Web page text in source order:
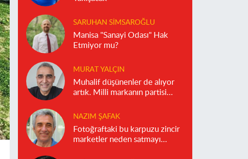
SARUHAN SIMSAROĞLU
Manisa "Sanayi Odası" Hak
Etmiyor mu?
MURAT YALÇIN
Muhalif düşünenler de alıyor
artık. Milli markanın partisi
NAZIM ŞAFAK
Fotoğraftaki bu karpuzu zincir
marketler neden satmayı